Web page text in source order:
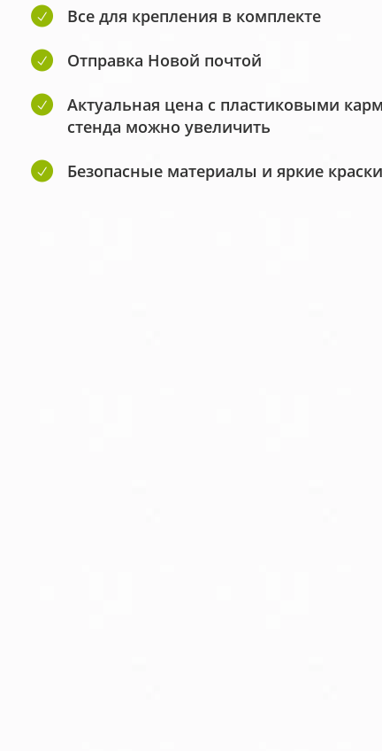
Все для крепления в комплекте
Отправка Новой почтой
Актуальная цена с пластиковыми
стенда можно увеличить
Безопасные материалы и яркие краски